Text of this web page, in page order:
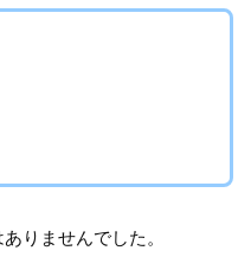
りませんでした。